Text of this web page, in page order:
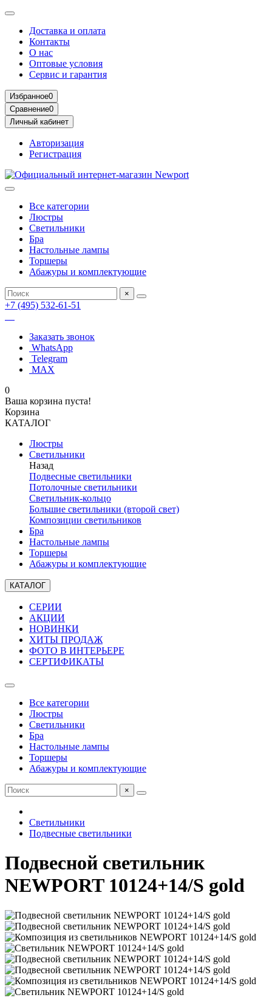
Доставка и оплата
Контакты
О нас
Оптовые условия
Сервис и гарантия
Избранное0
Сравнение0
Личный кабинет
Авторизация
Регистрация
Все категории
Люстры
Светильники
Бра
Настольные лампы
Торшеры
Абажуры и комплектующие
×
+7 (495) 532-61-51
Заказать звонок
WhatsApp
Telegram
MAX
0
Ваша корзина пуста!
Корзина
КАТАЛОГ
Люстры
Светильники
Назад
Подвесные светильники
Потолочные светильники
Светильник-кольцо
Большие светильники (второй свет)
Композиции светильников
Бра
Настольные лампы
Торшеры
Абажуры и комплектующие
КАТАЛОГ
СЕРИИ
АКЦИИ
НОВИНКИ
ХИТЫ ПРОДАЖ
ФОТО В ИНТЕРЬЕРЕ
СЕРТИФИКАТЫ
Все категории
Люстры
Светильники
Бра
Настольные лампы
Торшеры
Абажуры и комплектующие
×
Светильники
Подвесные светильники
Подвесной светильник
NEWPORT 10124+14/S gold